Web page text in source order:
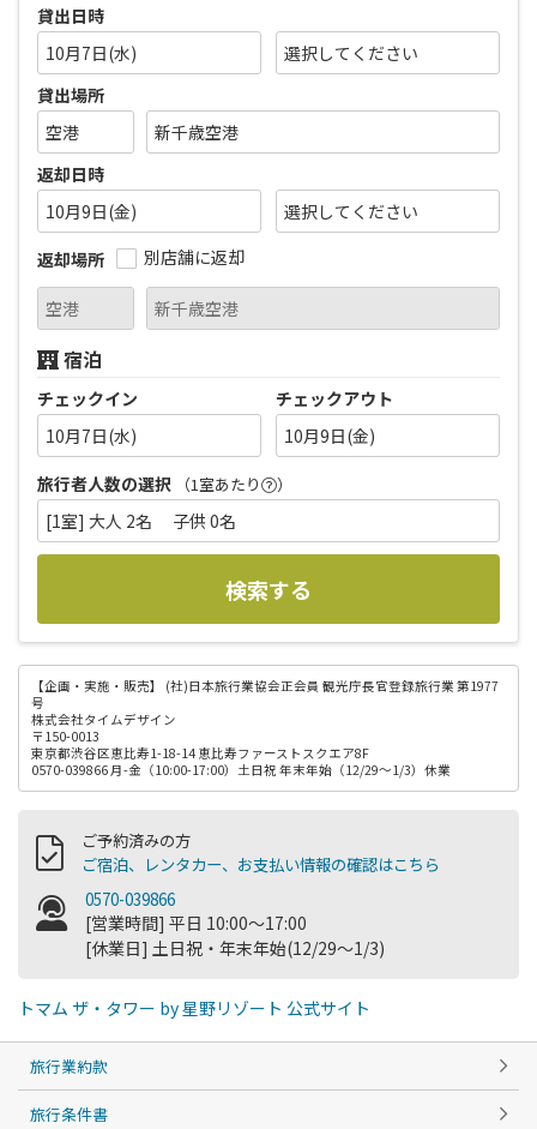
貸出日時
10月7日(水)
貸出場所
返却日時
10月9日(金)
返却場所
別店舗に返却
宿泊
チェックイン
10月7日(水)
チェックアウト
10月9日(金)
旅行者人数の選択
（1室あたり ）
[1室] 大人 2名 子供 0名
検索する
【企画・実施・販売】
(社)日本旅行業協会正会員 観光庁長官登録旅行業 第1977
号
株式会社タイムデザイン
〒150-0013
東京都渋谷区恵比寿1-18-14 恵比寿ファーストスクエア8F
0570-039866 月-金（10:00-17:00）土日祝 年末年始（12/29～1/3）休業
ご予約済みの方
ご宿泊、レンタカー、お支払い情報の確認はこちら
0570-039866
[営業時間] 平日 10:00～17:00
[休業日] 土日祝・年末年始(12/29～1/3)
トマム ザ・タワー by 星野リゾート 公式サイト
旅行業約款
旅行条件書